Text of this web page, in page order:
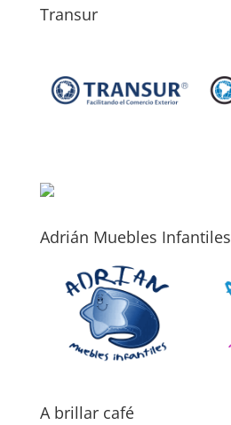
Transur
Adrián Muebles Infantiles
A brillar café